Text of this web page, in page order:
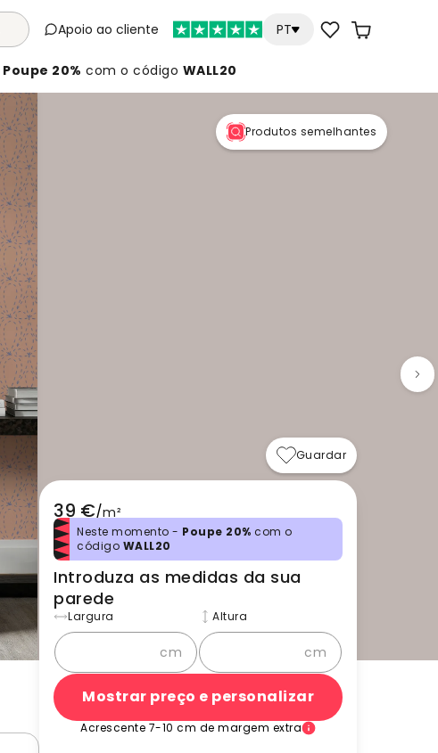
Apoio ao cliente PT
Poupe 20% com o código WALL20
Produtos semelhantes
Guardar
39 €/m²
Neste momento - Poupe 20% com o
código WALL20
Introduza as medidas da sua
parede
Largura
cm
Altura
cm
Mostrar preço e personalizar
Acrescente 7-10 cm de margem extra